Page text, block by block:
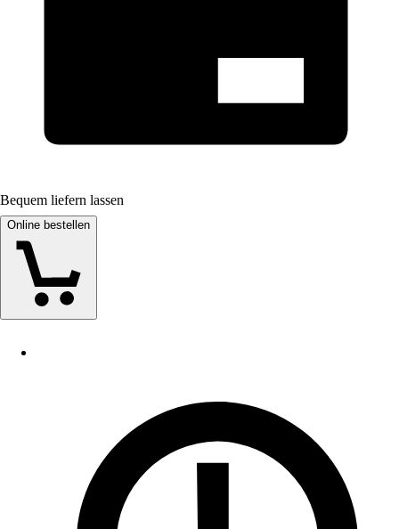
Bequem liefern lassen
Online bestellen